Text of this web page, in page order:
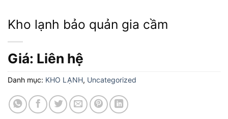
Kho lạnh bảo quản gia cầm
Giá: Liên hệ
Danh mục: KHO LẠNH, Uncategorized